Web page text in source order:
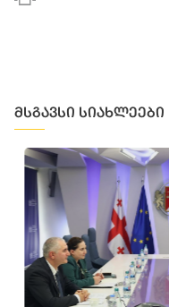
მსგავსი სიახლეები